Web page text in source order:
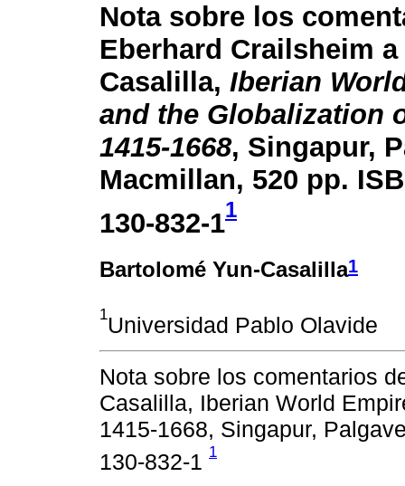
Nota sobre los
Eberhard Crailsheim a
Casalilla, Iberian
and the Globalization
1415-1668, Singapur,
Macmillan, 520 pp.
130-832-11
Bartolomé Yun-Casalilla1
1Universidad Pablo Olavide
Nota sobre los comentarios
Casalilla, Iberian World
1415-1668, Singapur,
130-832-1 1